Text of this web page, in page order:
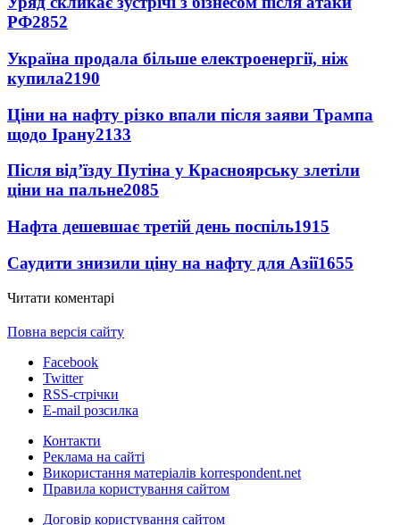
РФ2852
Україна продала більше електроенергії, ніж
купила2190
Ціни на нафту різко впали після заяви Трампа
щодо Ірану2133
Після від’їзду Путіна у Красноярську злетіли
ціни на пальне2085
Нафта дешевшає третій день поспіль1915
Саудити знизили ціну на нафту для Азії1655
Читати коментарі
Повна версія сайту
Facebook
Twitter
RSS-стрічки
E-mail розсилка
Контакти
Реклама на сайті
Використання матеріалів korrespondent.net
Правила користування сайтом
Договір користування сайтом